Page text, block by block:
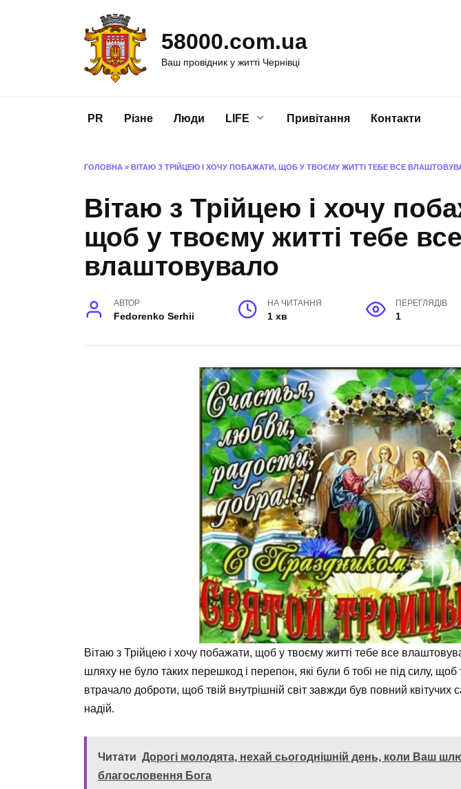
58000.com.ua
Ваш провідник у житті Чернівці
PR Різне Люди LIFE Привітання Контакти
ГОЛОВНА » ВІТАЮ З ТРІЙЦЕЮ І ХОЧУ ПОБАЖАТИ, ЩОБ У ТВОЄМУ ЖИТТІ ТЕБЕ ВСЕ
Вітаю з Трійцею і хочу
щоб у твоєму житті тебе все
влаштовувало
АВТОР
Fedorenko Serhii
НА ЧИТАННЯ
1 хв
ПЕРЕГЛЯДІВ
1
Вітаю з Трійцею і хочу побажати, щоб у твоєму житті тебе все
шляху не було таких перешкод і перепон, які були б тобі не під силу, щоб
втрачало доброти, щоб твій внутрішній світ завжди був повний квітучих
надій.
Читати Дорогі молодята, нехай сьогоднішній день, коли Ваш
благословення Бога